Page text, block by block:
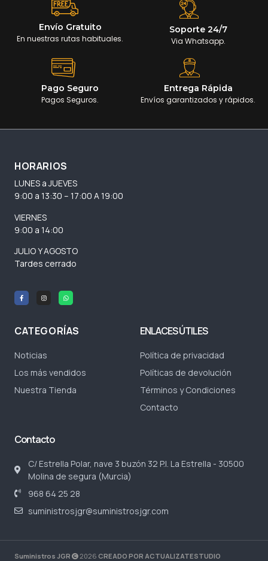
Envío Gratuito
En nuestras rutas habituales.
Soporte 24/7
Via Whatsapp.
Pago Seguro
Pagos Seguros.
Entrega Rápida
Envíos garantizados y rápidos.
HORARIOS
LUNES a JUEVES
9:00 a 13:30 – 17:00 A 19:00
VIERNES
9:00 a 14:00
JULIO Y AGOSTO
Tardes cerrado
CATEGORÍAS
Noticias
Los más vendidos
Nuestra Tienda
ENLACES ÚTILES
Política de privacidad
Políticas de devolución
Términos y Condiciones
Contacto
Contacto
C/ Estrella Polar, nave 3 buzón 32 P.I. La Estrella - 30500
Molina de segura (Murcia)
968 64 25 28
suministrosjgr@suministrosjgr.com
Suministros JGR 2026 CREADO POR ACTUALIZATESTUDIO